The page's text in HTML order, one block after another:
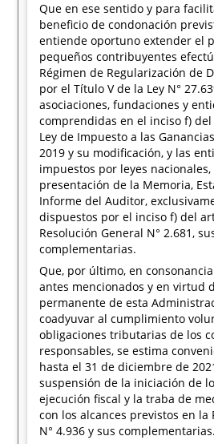
Que en ese sentido y para
beneficio de condonación
entiende oportuno extender el
pequeños contribuyentes
Régimen de Regularización de
por el Título V de la Ley N°
asociaciones, fundaciones y
comprendidas en el inciso f)
Ley de Impuesto a las
2019 y su modificación, y las
impuestos por leyes
presentación de la Memoria,
Informe del Auditor,
dispuestos por el inciso f) del
Resolución General N° 2.681,
complementarias.
Que, por último, en
antes mencionados y en virtud
permanente de esta
coadyuvar al cumplimiento
obligaciones tributarias de los
responsables, se estima
hasta el 31 de diciembre de
suspensión de la iniciación de
ejecución fiscal y la traba de
con los alcances previstos en la
N° 4.936 y sus complementarias.